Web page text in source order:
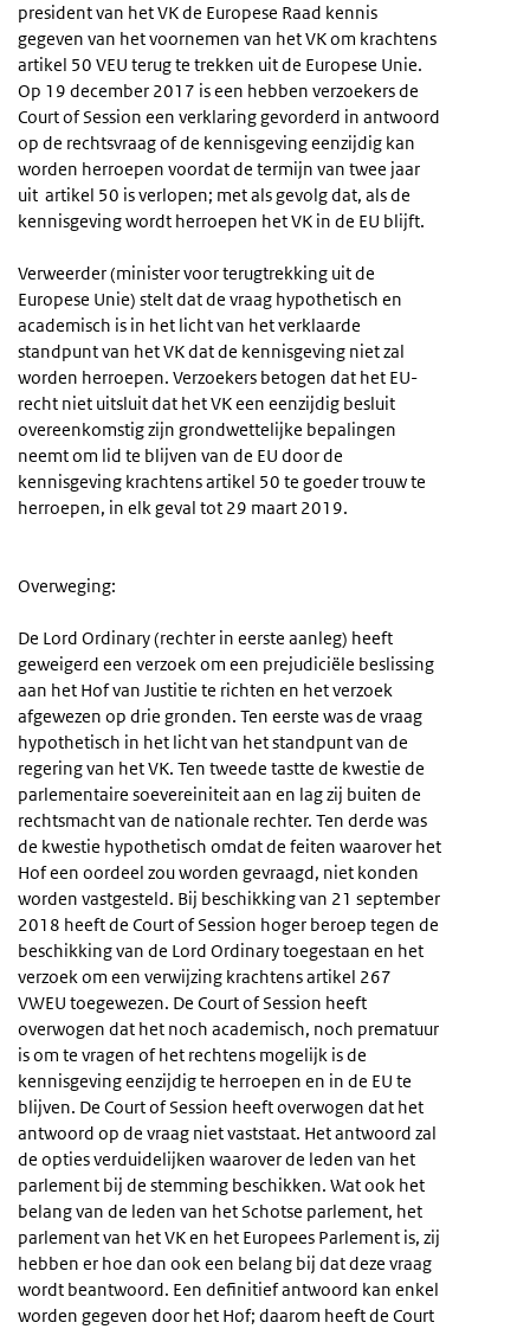
president van het VK de Europese Raad kennis
gegeven van het voornemen van het VK om krachtens
artikel 50 VEU terug te trekken uit de Europese Unie.
Op 19 december 2017 is een hebben verzoekers de
Court of Session een verklaring gevorderd in antwoord
op de rechtsvraag of de kennisgeving eenzijdig kan
worden herroepen voordat de termijn van twee jaar
uit artikel 50 is verlopen; met als gevolg dat, als de
kennisgeving wordt herroepen het VK in de EU blijft.
Verweerder (minister voor terugtrekking uit de
Europese Unie) stelt dat de vraag hypothetisch en
academisch is in het licht van het verklaarde
standpunt van het VK dat de kennisgeving niet zal
worden herroepen. Verzoekers betogen dat het EU-
recht niet uitsluit dat het VK een eenzijdig besluit
overeenkomstig zijn grondwettelijke bepalingen
neemt om lid te blijven van de EU door de
kennisgeving krachtens artikel 50 te goeder trouw te
herroepen, in elk geval tot 29 maart 2019.
Overweging:
De Lord Ordinary (rechter in eerste aanleg) heeft
geweigerd een verzoek om een prejudiciële beslissing
aan het Hof van Justitie te richten en het verzoek
afgewezen op drie gronden. Ten eerste was de vraag
hypothetisch in het licht van het standpunt van de
regering van het VK. Ten tweede tastte de kwestie de
parlementaire soevereiniteit aan en lag zij buiten de
rechtsmacht van de nationale rechter. Ten derde was
de kwestie hypothetisch omdat de feiten waarover het
Hof een oordeel zou worden gevraagd, niet konden
worden vastgesteld. Bij beschikking van 21 september
2018 heeft de Court of Session hoger beroep tegen de
beschikking van de Lord Ordinary toegestaan en het
verzoek om een verwijzing krachtens artikel 267
VWEU toegewezen. De Court of Session heeft
overwogen dat het noch academisch, noch prematuur
is om te vragen of het rechtens mogelijk is de
kennisgeving eenzijdig te herroepen en in de EU te
blijven. De Court of Session heeft overwogen dat het
antwoord op de vraag niet vaststaat. Het antwoord zal
de opties verduidelijken waarover de leden van het
parlement bij de stemming beschikken. Wat ook het
belang van de leden van het Schotse parlement, het
parlement van het VK en het Europees Parlement is, zij
hebben er hoe dan ook een belang bij dat deze vraag
wordt beantwoord. Een definitief antwoord kan enkel
worden gegeven door het Hof; daarom heeft de Court